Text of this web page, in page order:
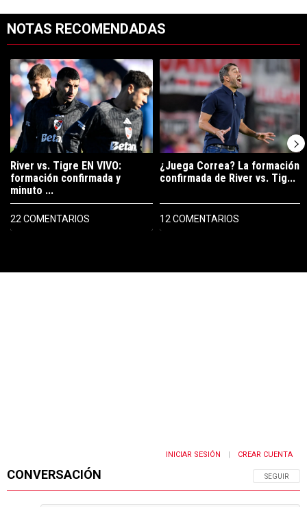
NOTAS RECOMENDADAS
Un artículo de tendencia con el título "River vs. Tigre EN VIVO:
River vs. Tigre EN VIVO:
formación confirmada y
minuto ...
22 COMENTARIOS
Un artículo de tendencia con el
¿Juega Correa? La formación
confirmada de River vs. Tig...
12 COMENTARIOS
CONVERSACIÓN SIGA ESTA
SEGUIR
INICIAR SESIÓN CREAR CUENTA